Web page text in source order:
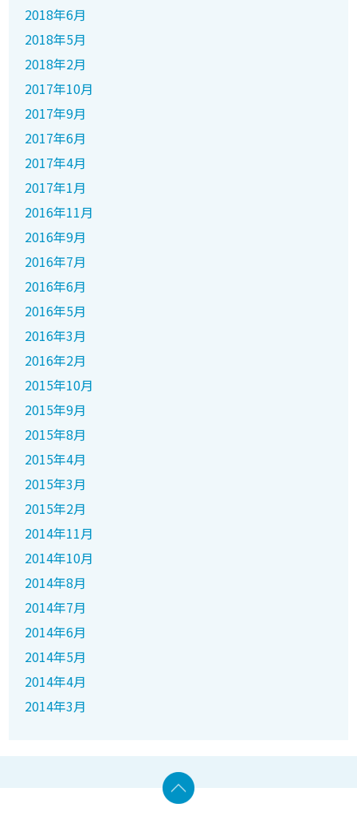
2018年6月
2018年5月
2018年2月
2017年10月
2017年9月
2017年6月
2017年4月
2017年1月
2016年11月
2016年9月
2016年7月
2016年6月
2016年5月
2016年3月
2016年2月
2015年10月
2015年9月
2015年8月
2015年4月
2015年3月
2015年2月
2014年11月
2014年10月
2014年8月
2014年7月
2014年6月
2014年5月
2014年4月
2014年3月